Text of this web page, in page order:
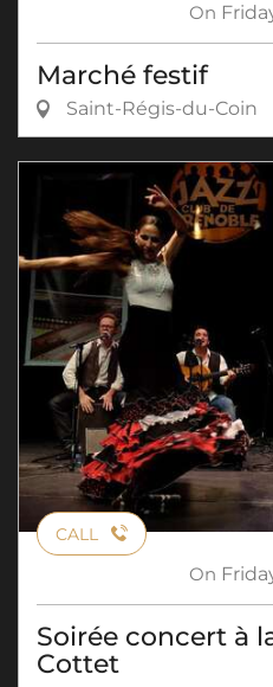
On
Marché festif
Saint-Régis-du-Coin
CALL
On
Soirée concert à
Cottet